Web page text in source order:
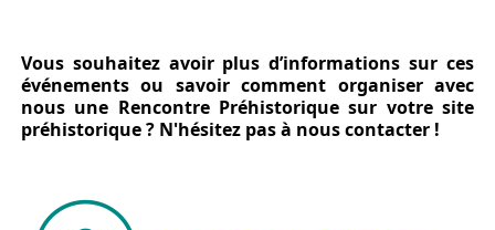
Vous souhaitez avoir plus d’informations sur ces
événements ou savoir comment organiser avec
nous une Rencontre Préhistorique sur votre site
préhistorique ? N'hésitez pas à nous contacter !